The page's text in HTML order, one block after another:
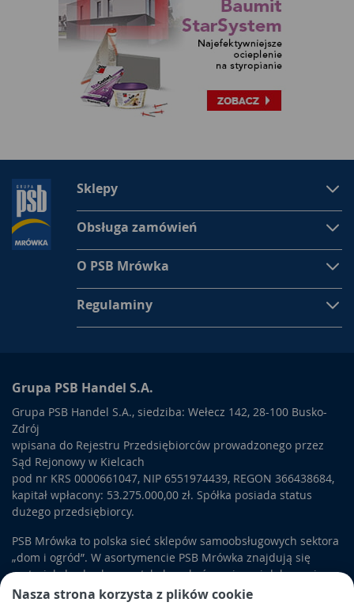
Nasza strona korzysta z plików cookie
Sklepy
Obsługa zamówień
O PSB Mrówka
Regulaminy
Grupa PSB Handel S.A.
Grupa PSB Handel S.A., siedziba: Wełecz 142, 28-100 Busko-
Zdrój
wpisana do Rejestru Przedsiębiorców prowadzonego przez
Sąd Rejonowy w Kielcach
pod nr KRS 0000661047, NIP 6551974439, REGON 366438684,
kapitał wpłacony: 53.275.000,00 zł. Spółka posiada status
dużego przedsiębiorcy.
PSB Mrówka to polska sieć sklepów samoobsługowych sektora
„dom i ogród”. W asortymencie PSB Mrówka znajdują się
materiały budowlane, artykuły wykończeniowe i dekoracyjne,
wyposażenie łazienek i kuchni, elektronarzędzia, a także